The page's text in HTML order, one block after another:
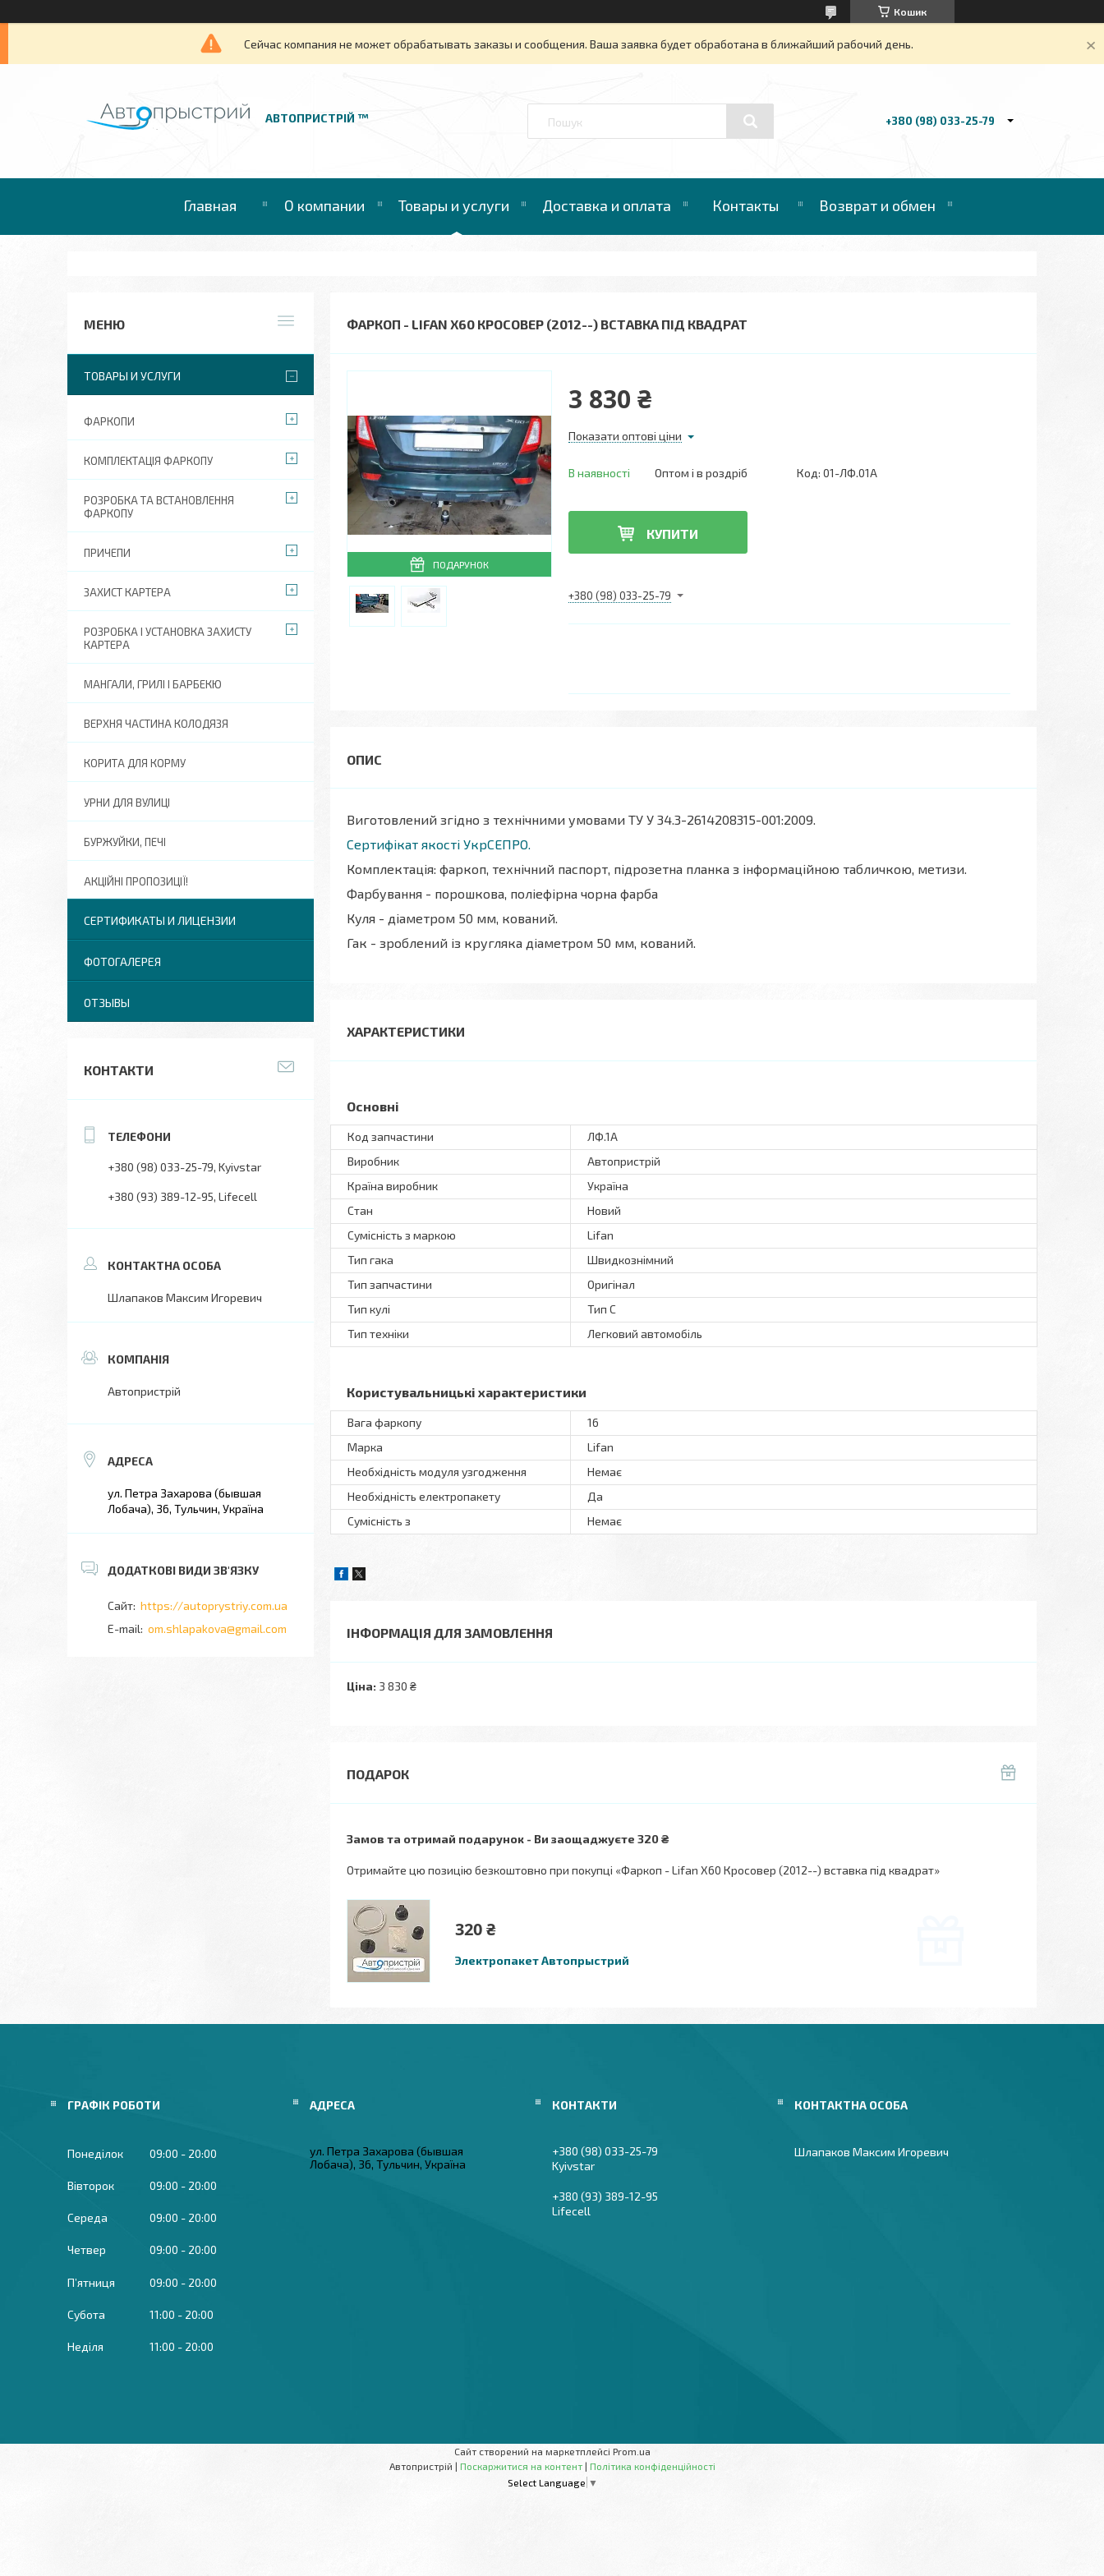
Кошик
Сейчас компания не может обрабатывать заказы и сообщения. Ваша заявка будет обработана в ближайший рабочий день.
АВТОПРИСТРІЙ ™ +380 (98) 033-25-79
Главная О компании Товары и услуги Доставка и оплата Контакты Возврат и обмен
ФАРКОП - LIFAN X60 КРОСОВЕР (2012--) ВСТАВКА ПІД КВАДРАТ
ПОДАРУНОК
3 830 ₴
Показати оптові ціни
В наявності Оптом і в роздріб Код: 01-ЛФ.01А
КУПИТИ
+380 (98) 033-25-79
Виготовлений згідно з технічними умовами ТУ У 34.3-2614208315-001:2009.
Сертифікат якості УкрСЕПРО.
Комплектація: фаркоп, технічний паспорт, підрозетна планка з інформаційною табличкою, метизи.
Фарбування - порошкова, поліефірна чорна фарба
Куля - діаметром 50 мм, кований.
Гак - зроблений із кругляка діаметром 50 мм, кований.
ХАРАКТЕРИСТИКИ
Основні
Код запчастини
ЛФ.1А
Виробник
Автопристрій
Країна виробник
Україна
Стан
Новий
Сумісність з маркою
Lifan
Тип гака
Швидкознімний
Тип запчастини
Оригінал
Тип кулі
Тип C
Тип техніки
Легковий автомобіль
Користувальницькі характеристики
Вага фаркопу
16
Марка
Lifan
Необхідність модуля узгодження
Немає
Необхідність електропакету
Да
Сумісність з
Немає
ІНФОРМАЦІЯ ДЛЯ ЗАМОВЛЕННЯ
Ціна: 3 830 ₴
Замов та отримай подарунок Ви заощаджуєте 320 ₴
Отримайте цю позицію безкоштовно при покупці «Фаркоп - Lifan X60 Кросовер (2012--) вставка під квадрат»
320 ₴
Электропакет Автопрыстрий
ТОВАРЫ И УСЛУГИ
ФАРКОПИ
КОМПЛЕКТАЦІЯ ФАРКОПУ
РОЗРОБКА ТА ВСТАНОВЛЕННЯ
ФАРКОПУ
ПРИЧЕПИ
ЗАХИСТ КАРТЕРА
РОЗРОБКА І УСТАНОВКА ЗАХИСТУ
КАРТЕРА
МАНГАЛИ, ГРИЛІ І БАРБЕКЮ
ВЕРХНЯ ЧАСТИНА КОЛОДЯЗЯ
КОРИТА ДЛЯ КОРМУ
УРНИ ДЛЯ ВУЛИЦІ
БУРЖУЙКИ, ПЕЧІ
АКЦІЙНІ ПРОПОЗИЦІЇ!
СЕРТИФИКАТЫ И ЛИЦЕНЗИИ
ФОТОГАЛЕРЕЯ
ОТЗЫВЫ
КОНТАКТИ
+380 (98) 033-25-79 Kyivstar
+380 (93) 389-12-95 Lifecell
Шлапаков Максим Игоревич
Автопристрій
ул. Петра Захарова (бывшая
Лобача), 36, Тульчин, Україна
https://autoprystriy.com.ua
om.shlapakova@gmail.com
ГРАФІК РОБОТИ
Понеділок 09:00 20:00
Вівторок 09:00 20:00
Середа 09:00 20:00
Четвер 09:00 20:00
Пʼятниця 09:00 20:00
Субота 11:00 20:00
Неділя 11:00 20:00
ул. Петра Захарова (бывшая
Лобача), 36, Тульчин, Україна
+380 (98) 033-25-79
Kyivstar
+380 (93) 389-12-95
Lifecell
Шлапаков Максим Игоревич
Сайт створений на маркетплейсі Prom.ua
Автопристрій | Поскаржитися на контент | Політика конфіденційності
Select Language ▼